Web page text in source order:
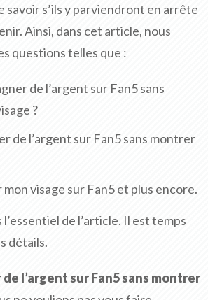
savoir s’ils y parviendront en arrête
Ainsi, dans cet article, nous
questions telles que :
de l’argent sur Fan5 sans
?
de l’argent sur Fan5 sans montrer
visage sur Fan5 et plus encore.
l’essentiel de l’article. Il est temps
détails.
l’argent sur Fan5 sans montrer